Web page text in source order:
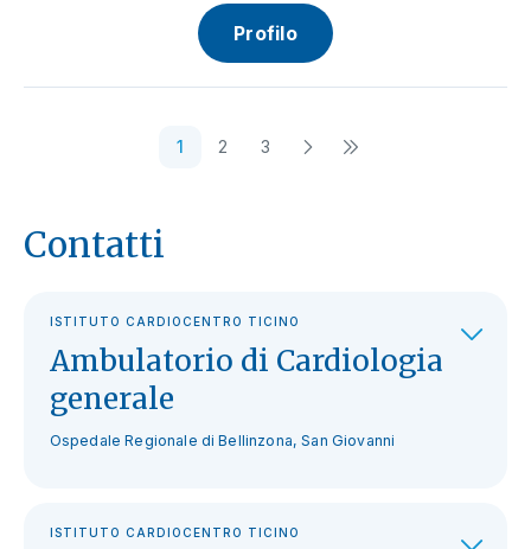
Profilo
1 2 3
Contatti
ISTITUTO CARDIOCENTRO TICINO
Ambulatorio di Cardiologia
generale
Ospedale Regionale di Bellinzona, San Giovanni
ISTITUTO CARDIOCENTRO TICINO